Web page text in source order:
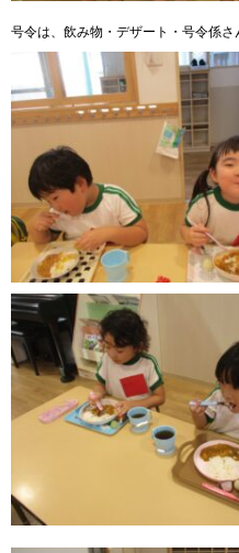
号令は、飲み物・デザート・号令係さ